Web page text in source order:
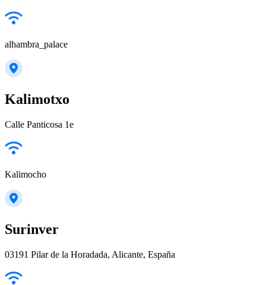
alhambra_palace
Kalimotxo
Calle Panticosa 1e
Kalimocho
Surinver
03191 Pilar de la Horadada, Alicante, España